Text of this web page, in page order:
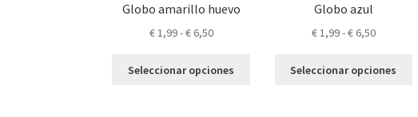
Globo amarillo huevo
€1,99-€6,50Rango
precios:
Seleccionar opciones
Globo azul
€1,99-€6,50Rango
precios:
Seleccionar opciones